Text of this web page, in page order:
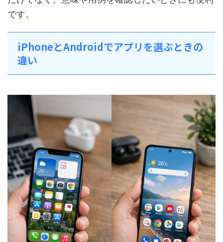
です。
iPhoneとAndroidでアプリを選ぶときの
違い